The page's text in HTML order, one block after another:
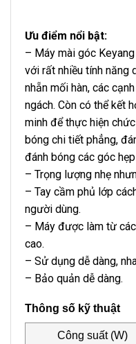
Ưu điểm nổi bật:
– Máy mài góc
với rất nhiều tính năng
nhẵn mối hàn, các
ngách. Còn có thể kết
minh để thực hiện
bóng chi tiết phẳng,
đánh bóng các góc
– Trọng lượng nhẹ
– Tay cầm phủ lớp
người dùng.
– Máy được làm từ
cao.
– Sử dụng dễ dàng,
– Bảo quản dễ dàng.
Thông số kỹ thuật
Công suất (W)